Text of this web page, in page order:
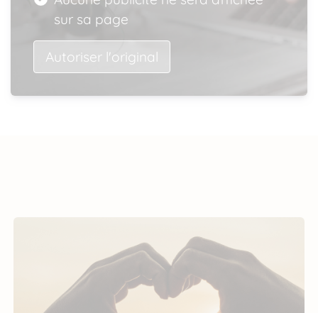
sur sa page
Autoriser l'original